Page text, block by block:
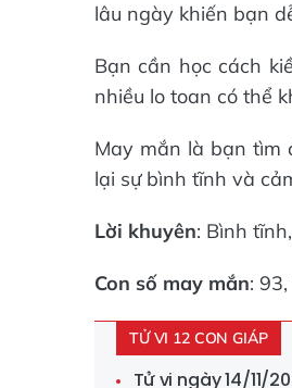
lâu ngày khiến bạn
Bạn cần học cách
nhiều lo toan có thể
May mắn là bạn tìm
lại sự bình tĩnh và
Lời khuyên: Bình
Con số may mắn:
TỬ VI 12 CON GIÁP
Tử vi ngày 14/11/